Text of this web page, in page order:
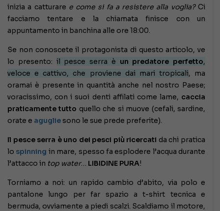
inizia a catturare e come si fa a resistere alla voglia?Ci
facciamo tentare e la chiamata finisce con un
appuntamento in banchina alle ore 18:00.
Se non conoscete il protagonista di questo articolo, ve
lo presento: il pesce serra è un predatore perfetto,
veloce e cattivo, che proviene dai mari tropicali, ma
oramai è presente in quantità anche nel nostro Paese;
voracissimo, con i suoi denti affilati come lame, caccia
praticamente tutto quello che si muove (cefali, sardine,
orate e aguglie sono le sue prede preferite).
Il pesce serra è uno dei pesci più ricercati da chi pratica
lo spinning in mare, spesso fa esplodere l’acqua durante
l’attacco in top water… LIBIDINE PURA!
Torniamo a noi: un rapido cambio d’abito, via polo e
pantalone lungo per far spazio a t-shirt tecnica e
bermuda, ovviamente a piedi scalzi. Scaldiamo il motore,